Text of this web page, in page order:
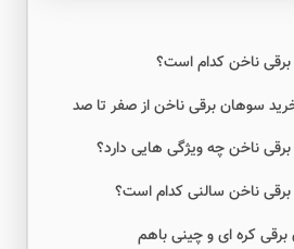
ناخن کدام است؟
سوهان برقی ناخن از صفر تا صد
ناخن چه ویژگی هایی دارد؟
ناخن سالنی کدام است؟
کره ای و چینی باهم